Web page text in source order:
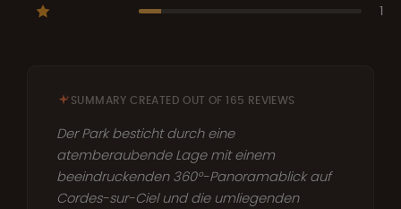
1
SUMMARY CREATED OUT OF 165 REVIEWS
Der Park besticht durch eine
atemberaubende Lage mit einem
beeindruckenden 360°-Panoramablick auf
Cordes-sur-Ciel und die umliegenden